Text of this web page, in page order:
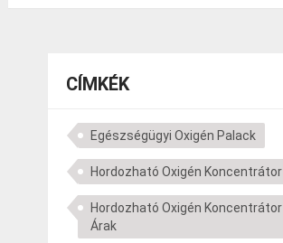
CÍMKÉK
Egészségügyi Oxigén Palack
Hordozható Oxigén Koncentrátor
Hordozható Oxigén Koncentrátor
Árak